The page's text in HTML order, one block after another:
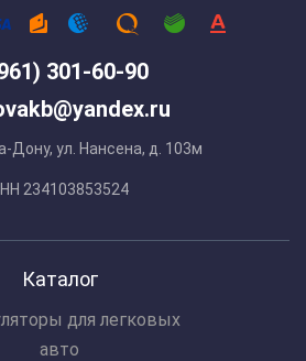
301-60-90
Дону, ул. Нансена, д. 103м
234103853524
Каталог
для легковых
авто